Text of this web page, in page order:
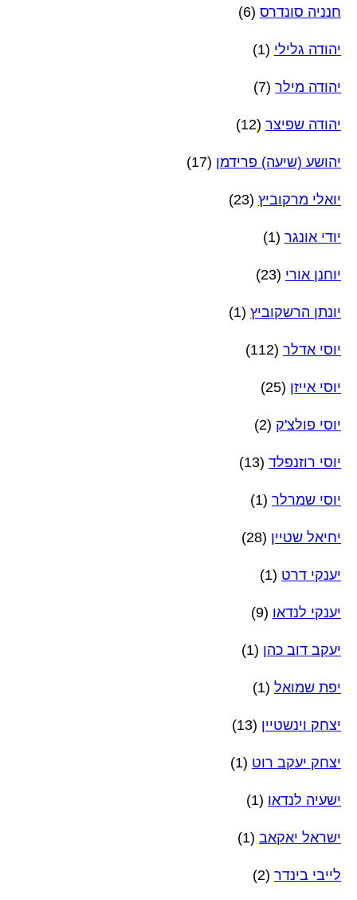
חנניה סונדרס (6)
יהודה גלילי (1)
יהודה מילר (7)
יהודה שפיצר (12)
יהושע (שיעה) פרידמן (17)
יואלי מרקוביץ (23)
יודי אונגר (1)
יוחנן אורי (23)
יונתן הרשקוביץ (1)
יוסי אדלר (112)
יוסי אייזן (25)
יוסי פולצ'ק (2)
יוסי רוזנפלד (13)
יוסי שמרלר (1)
יחיאל שטיין (28)
יענקי דרט (1)
יענקי לנדאו (9)
יעקב דוב כהן (1)
יפת שמואל (1)
יצחק וינשטיין (13)
יצחק יעקב רוט (1)
ישעיה לנדאו (1)
ישראל יאקאב (1)
לייבי בינדר (2)